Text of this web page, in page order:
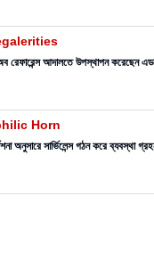
অব রেফারেন্স আদালতে উপস্থাপন
Horn
অনুসারে সার্ভিলেন্স গঠন করে